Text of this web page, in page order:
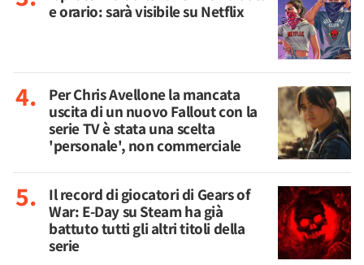
e orario: sarà visibile su Netflix
Per Chris Avellone la mancata
uscita di un nuovo Fallout con la
serie TV è stata una scelta
'personale', non commerciale
Il record di giocatori di Gears of
War: E-Day su Steam ha già
battuto tutti gli altri titoli della
serie